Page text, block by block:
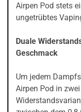
Airpen Pod stets
ungetrübtes
Duale
Geschmack
Um jedem
Airpen Pod in